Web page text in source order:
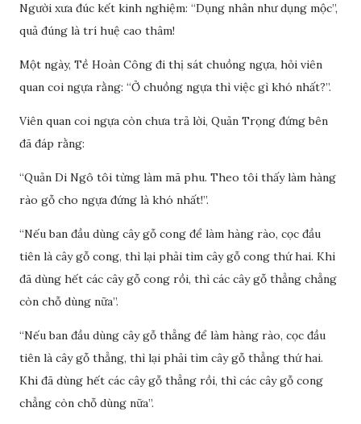
Người xưa đúc kết kinh nghiệm: “Dụng nhân như dụng mộc”,
quả đúng là trí huệ cao thâm!
Một ngày, Tề Hoàn Công đi thị sát chuồng ngựa, hỏi viên
quan coi ngựa rằng: “Ở chuồng ngựa thì việc gì khó nhất?”.
Viên quan coi ngựa còn chưa trả lời, Quản Trọng đứng bên
đã đáp rằng:
“Quản Di Ngô tôi từng làm mã phu. Theo tôi thấy làm hàng
rào gỗ cho ngựa đứng là khó nhất!”.
“Nếu ban đầu dùng cây gỗ cong để làm hàng rào, cọc đầu
tiên là cây gỗ cong, thì lại phải tìm cây gỗ cong thứ hai. Khi
đã dùng hết các cây gỗ cong rồi, thì các cây gỗ thẳng chẳng
còn chỗ dùng nữa”.
“Nếu ban đầu dùng cây gỗ thẳng để làm hàng rào, cọc đầu
tiên là cây gỗ thẳng, thì lại phải tìm cây gỗ thẳng thứ hai.
Khi đã dùng hết các cây gỗ thẳng rồi, thì các cây gỗ cong
chẳng còn chỗ dùng nữa”.